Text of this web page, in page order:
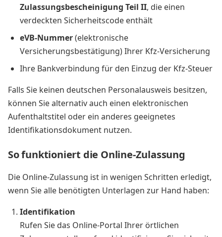
Zulassungsbescheinigung Teil II, die einen
verdeckten Sicherheitscode enthält
eVB-Nummer(elektronische
Versicherungsbestätigung) Ihrer Kfz-Versicherung
Ihre Bankverbindung für den Einzug der Kfz-Steuer
Falls Sie keinen deutschen Personalausweis besitzen,
können Sie alternativ auch einen elektronischen
Aufenthaltstitel oder ein anderes geeignetes
Identifikationsdokument nutzen.
So funktioniert die Online-Zulassung
Die Online-Zulassung ist in wenigen Schritten erledigt,
wenn Sie alle benötigten Unterlagen zur Hand haben:
Identifikation
Rufen Sie das Online-Portal Ihrer örtlichen